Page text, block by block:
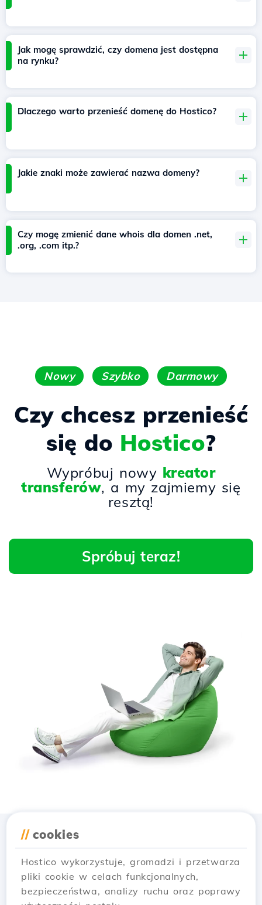
Jak mogę sprawdzić, czy domena jest dostępna
na rynku?
Dlaczego warto przenieść domenę do Hostico?
Jakie znaki może zawierać nazwa domeny?
Czy mogę zmienić dane whois dla domen .net,
.org, .com itp.?
Nowy Szybko Darmowy
Czy chcesz przenieść
się do Hostico?
Wypróbuj nowy kreator
transferów, a my zajmiemy się
resztą!
Spróbuj teraz!
// cookies
Hostico wykorzystuje, gromadzi i przetwarza
pliki cookie w celach funkcjonalnych,
bezpieczeństwa, analizy ruchu oraz poprawy
Pobierz aplikację